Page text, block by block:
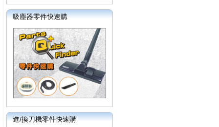
吸塵器零件快速購
進/換刀機零件快速購